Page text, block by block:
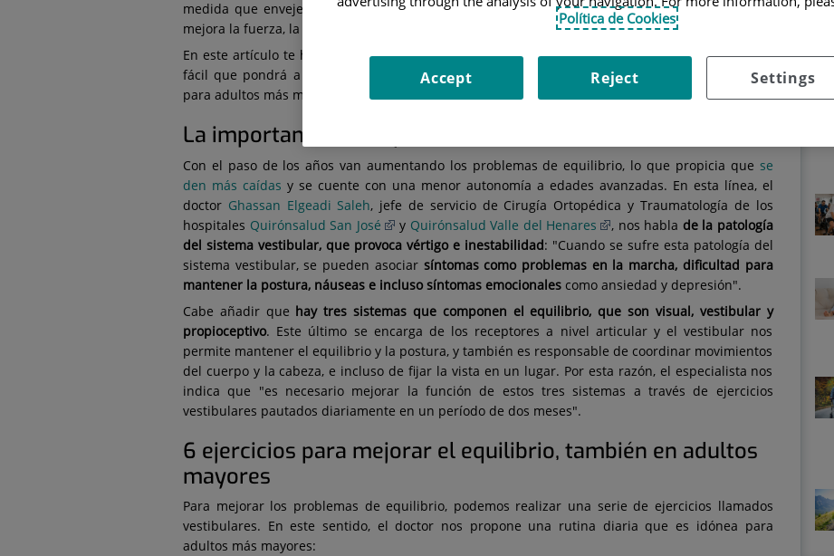
medida que envejecemos? Sin duda, el ejercicio es nuestra mejor estrategia antiedad, ya que
mejora la fuerza, la flexibilidad y el equilibrio, entre otros aspectos.
En este artículo te hablamos de los problemas de equilibrio y cómo prevenirlos con una rutina
fácil que pondrá a prueba la estabilidad de tu cuerpo y que, además, también está indicada
para adultos más mayores.
La importancia del equilibrio en la vida diaria
Con el paso de los años van aumentando los problemas de equilibrio, lo que propicia que se
den más caídas y se cuente con una menor autonomía a edades avanzadas. En esta línea, el
doctor Ghassan Elgeadi Saleh, jefe de servicio de Cirugía Ortopédica y Traumatología de los
hospitales Quirónsalud San José y Quirónsalud Valle del Henares , nos habla de la patología
del sistema vestibular, que provoca vértigo e inestabilidad: "Cuando se sufre esta patología del
sistema vestibular, se pueden asociar síntomas como problemas en la marcha, dificultad para
mantener la postura, náuseas e incluso síntomas emocionales como ansiedad y depresión".
Cabe añadir que hay tres sistemas que componen el equilibrio, que son visual, vestibular y
propioceptivo. Este último se encarga de los receptores a nivel articular y el vestibular nos
permite mantener el equilibrio y la postura, y también es responsable de coordinar movimientos
del cuerpo y la cabeza, e incluso de fijar la vista en un lugar. Por esta razón, el especialista nos
indica que "es necesario mejorar la función de estos tres sistemas a través de ejercicios
vestibulares pautados diariamente en un período de dos meses".
6 ejercicios para mejorar el equilibrio, también en adultos
mayores
Para mejorar los problemas de equilibrio, podemos realizar una serie de ejercicios llamados
vestibulares. En este sentido, el doctor nos propone una rutina diaria que es idónea para
adultos más mayores:
Política de Cookies
Settings
Reject
Accept